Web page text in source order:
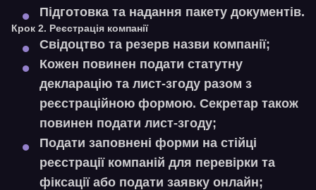
Підготовка та надання пакету документів.
Крок 2. Реєстрація компанії
Свідоцтво та резерв назви компанії;
Кожен повинен подати статутну
декларацію та лист-згоду разом з
реєстраційною формою. Секретар також
повинен подати лист-згоду;
Подати заповнені форми на стійці
реєстрації компаній для перевірки та
фіксації або подати заявку онлайн;